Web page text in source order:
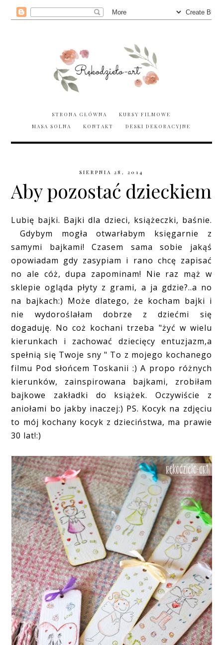
STRONA GŁÓWNA
KURSY FILMOWE
MASA SOLNA
KONTAKT DESKI DEKORACYJNE
SIERPNIA 28, 2014
Aby pozostać dzieckiem
Lubię bajki. Bajki dla dzieci, książeczki, baśnie.
Gdybym mogła otwarłabym księgarnie z
samymi bajkami! Czasem sama sobie jakąś
opowiadam gdy zasypiam i rano chcę zapisać
no ale cóż, dupa zapominam! Nie raz mąż w
sklepie ogląda płyty z grami, a ja gdzie?..a no
na bajkach:) Może dlatego, że kocham bajki i
nie wydoroślałam dobrze z dziećmi się
dogaduję. No coż kochani trzeba "żyć w wielu
kierunkach i zachować dziecięcy entuzjazm,a
spełnią się Twoje sny " To z mojego kochanego
filmu Pod słońcem Toskanii :) A propo różnych
kierunków, zainspirowana bajkami, zrobiłam
bajkowe zakładki do książek. Oczywiście z
aniołami bo jakby inaczej:) PS. Kocyk na zdjęciu
to mój kochany kocyk z dzieciństwa, ma prawie
30 lat!:)